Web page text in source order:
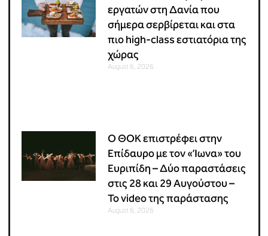
εργατών στη Δανία που
σήμερα σερβίρεται και στα
πιο high-class εστιατόρια της
χώρας
August 6, 2026
Ο ΘΟΚ επιστρέφει στην
Επίδαυρο με τον «Ίωνα» του
Ευριπίδη – Δύο παραστάσεις
στις 28 και 29 Αυγούστου –
Το video της παράστασης
August 6, 2026